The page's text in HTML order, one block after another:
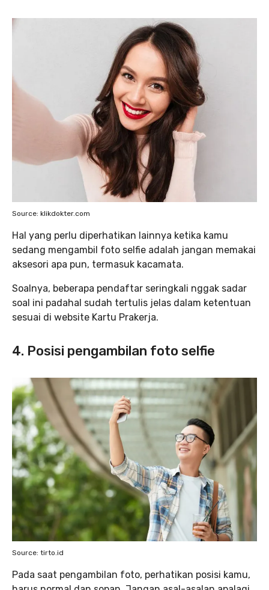
Source: klikdokter.com
Hal yang perlu diperhatikan lainnya ketika kamu
sedang mengambil foto selfie adalah jangan memakai
aksesori apa pun, termasuk kacamata.
Soalnya, beberapa pendaftar seringkali nggak sadar
soal ini padahal sudah tertulis jelas dalam ketentuan
sesuai di website Kartu Prakerja.
4. Posisi pengambilan foto selfie
Source: tirto.id
Pada saat pengambilan foto, perhatikan posisi kamu,